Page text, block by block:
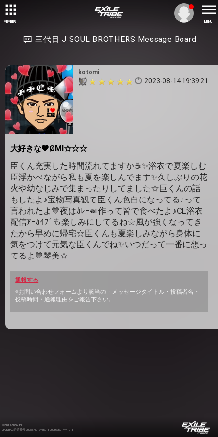
MEMBER MENU
三代目 J SOUL BROTHERS Message Board
kotomi
2023-08-14 19:39:21
大好きな💙ØMI☆☆☆
臣くん充実した時間流れてますか☕️✨浴衣で夏楽しむ
臣浮かべながら私も夏を楽しんでます✨久しぶりの花
火や幼なじみで集まったりしてました☆臣くんの話
もしたよ♪宝物写真観て臣くん色白になってる♪って
言われたよ💙夜はｶﾚｰ🍛作って皆で食べたよ♪CL浴衣
配信ｱｰｶｲﾌﾞも楽しみにしてるね☆風が強くなってき
たから早めに帰宅☆臣くんも夏楽しみながら身体に
気をつけて元気な臣くんでね✨いつだって一番に想っ
てるよ💙琴美☆
通報する
※お問い合わせフォームより該当の・メッセージタイトル・投稿者名・
投稿時間・通報理由をご報告下さい。
©2012-2026 LDH
JASRAC許諾番号 9008675017Y55011 9008675014Y41011